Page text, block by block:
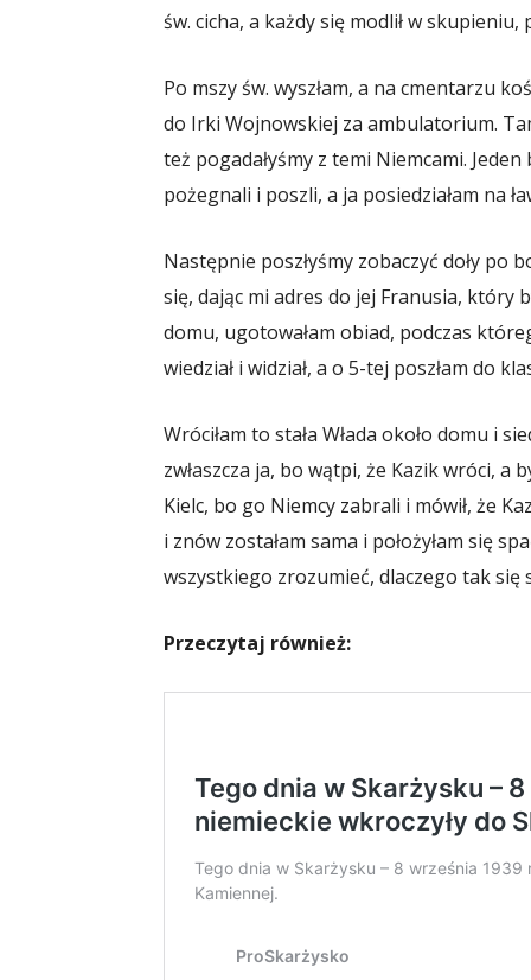
św. cicha, a każdy się modlił w skupieniu,
Po mszy św. wyszłam, a na cmentarzu
do Irki Wojnowskiej za ambulatorium.
też pogadałyśmy z temi Niemcami.
pożegnali i poszli, a ja posiedziałam na
Następnie poszłyśmy zobaczyć doły po
się, dając mi adres do jej Franusia, który
domu, ugotowałam obiad, podczas
wiedział i widział, a o 5-tej poszłam do
Wróciłam to stała Włada około domu i
zwłaszcza ja, bo wątpi, że Kazik wróci, a
Kielc, bo go Niemcy zabrali i mówił, że
i znów zostałam sama i położyłam się
wszystkiego zrozumieć, dlaczego tak się
Przeczytaj również: